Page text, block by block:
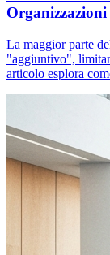
La maggior parte
"aggiuntivo",
articolo esplora